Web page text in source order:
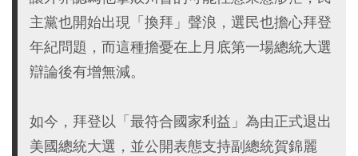
主黨也開始出現「換拜」聲浪，選民也擔心拜登
年紀問題，而這種擔憂在上月底第一場總統大選
辯論後有增無減。
如今，拜登以「最符合國家利益」為由正式退出
美國總統大選，並公開表態支持副總統賀錦麗